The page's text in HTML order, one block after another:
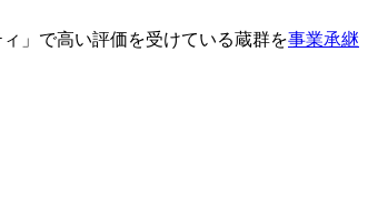
」で高い評価を受けている蔵群を事業承継